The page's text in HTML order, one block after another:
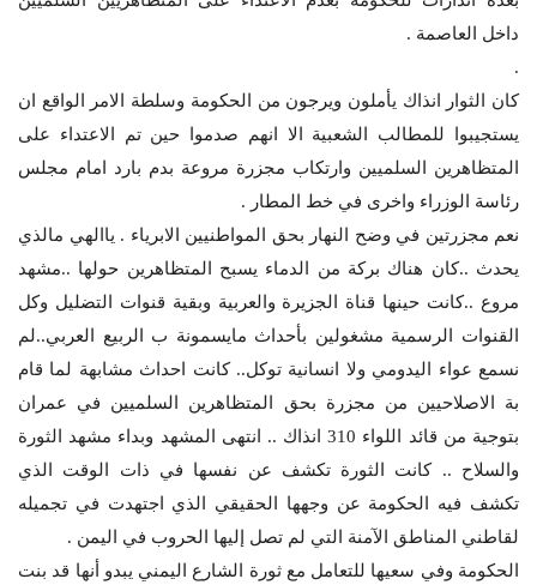
داخل العاصمة .
.
كان الثوار انذاك يأملون ويرجون من الحكومة وسلطة الامر الواقع ان
يستجيبوا للمطالب الشعبية الا انهم صدموا حين تم الاعتداء على
المتظاهرين السلميين وارتكاب مجزرة مروعة بدم بارد امام مجلس
رئاسة الوزراء واخرى في خط المطار .
نعم مجزرتين في وضح النهار بحق المواطنيين الابرياء . ياالهي مالذي
يحدث ..كان هناك بركة من الدماء يسبح المتظاهرين حولها ..مشهد
مروع ..كانت حينها قناة الجزيرة والعربية وبقية قنوات التضليل وكل
القنوات الرسمية مشغولين بأحداث مايسمونة ب الربيع العربي..لم
نسمع عواء اليدومي ولا انسانية توكل.. كانت احداث مشابهة لما قام
بة الاصلاحيين من مجزرة بحق المتظاهرين السلميين في عمران
بتوجية من قائد اللواء 310 انذاك .. انتهى المشهد وبداء مشهد الثورة
والسلاح .. كانت الثورة تكشف عن نفسها في ذات الوقت الذي
تكشف فيه الحكومة عن وجهها الحقيقي الذي اجتهدت في تجميله
لقاطني المناطق الآمنة التي لم تصل إليها الحروب في اليمن .
الحكومة وفي سعيها للتعامل مع ثورة الشارع اليمني يبدو أنها قد بنت